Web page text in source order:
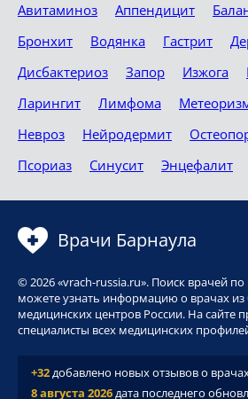
Авитаминоз Аппендицит
Бронхит
Водянка Гастрит
Дисбактериоз
Запор Изжога
Ларингит
Лимфома
Невроз
Нейродермит
Псориаз
Синусит Энцефалит
Врачи Барнаула
© 2026 «vrach-russia.ru». Поиск врачей по
можете узнать информацию о врачах
медицинских центров России. На сайте
специалисты всех медицинских
+32добавлено новых отзывов о
8 августа 2026дата последнего